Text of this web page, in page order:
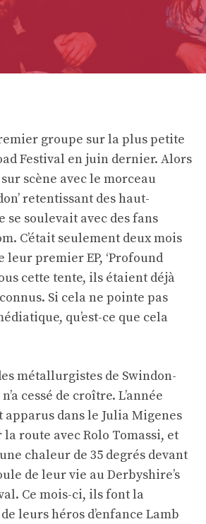
groupe sur la plus petite
Festival en juin dernier. Alors
scène avec le morceau
retentissant des haut-
soulevait avec des fans
C’était seulement deux mois
leur premier EP, ‘Profound
cette tente, ils étaient déjà
Si cela ne pointe pas
qu’est-ce que cela
métallurgistes de Swindon-
cessé de croître. L’année
dans le Julia Migenes
la route avec Rolo Tomassi, et
chaleur de 35 degrés devant
de leur vie au Derbyshire’s
Ce mois-ci, ils font la
leurs héros d’enfance Lamb